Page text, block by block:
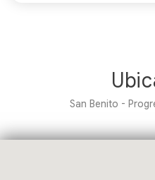
San Benito -